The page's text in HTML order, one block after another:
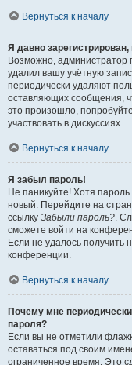
Вернуться к началу
Я давно
Возможно, администратор
удалил вашу учётную
периодически удаляют
оставляющих сообщения,
это произошло,
участвовать в дискуссиях.
Вернуться к началу
Я забыл пароль!
Не паникуйте! Хотя пароль
новый. Перейдите на
ссылку Забыли пароль?.
сможете войти на
Если не удалось получить
конференции.
Вернуться к началу
Почему мне
пароля?
Если вы не отметили
оставаться под своим
ограниченное время. Это